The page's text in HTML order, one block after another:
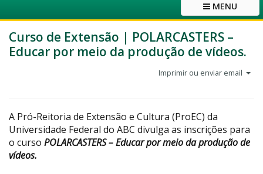
MENU
Curso de Extensão | POLARCASTERS –
Educar por meio da produção de vídeos.
Imprimir ou enviar email
A Pró-Reitoria de Extensão e Cultura (ProEC) da
Universidade Federal do ABC divulga as inscrições para
o curso POLARCASTERS – Educar por meio da produção de
vídeos.